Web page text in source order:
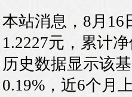
本站消息，8月16
1.2227元，累计
历史数据显示该
0.19%，近6个月